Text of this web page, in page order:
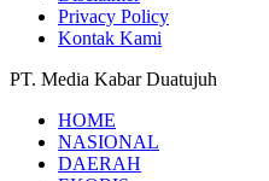
Privacy Policy
Kontak Kami
PT. Media Kabar Duatujuh
HOME
NASIONAL
DAERAH